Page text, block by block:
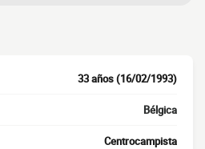
33 años (16/02/1993)
Bélgica
Centrocampista